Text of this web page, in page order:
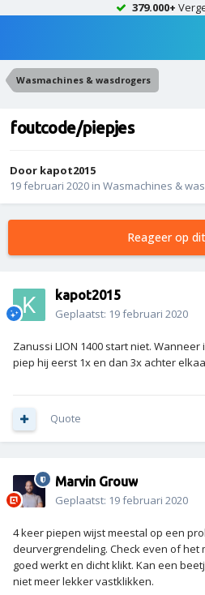
379.000+
Wasmachines & wasdrogers
foutcode/piepjes
Door kapot2015
19 februari 2020 in Wasmachines &
Reageer op
kapot2015
Geplaatst: 19 februari 2020
Zanussi LION 1400 start niet.
piep hij eerst 1x en dan 3x achter
Quote
Marvin Grouw
Geplaatst: 19 februari 2020
4 keer piepen wijst meestal op een
deurvergrendeling. Check even of het
goed werkt en dicht klikt. Kan een
niet meer lekker vastklikken.